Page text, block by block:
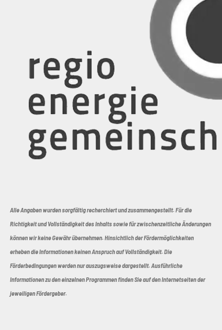
Alle Angaben wurden sorgfältig recherchiert und zusammengestellt. Für die
Richtigkeit und Vollständigkeit des Inhalts sowie für zwischenzeitliche Änderungen
können wir keine Gewähr übernehmen. Hinsichtlich der Fördermöglichkeiten
erheben die Informationen keinen Anspruch auf Vollständigkeit. Die
Förderbedingungen werden nur auszugsweise dargestellt. Ausführliche
Informationen zu den einzelnen Programmen finden Sie auf den Internetseiten der
jeweiligen Fördergeber.